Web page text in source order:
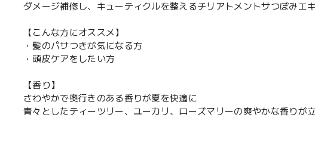
ダメージ補修し、キューティクルを整えるチリアトメントサつぼみエ
【こんな方にオススメ】
・髪のパサつきが気になる方
・頭皮ケアをしたい方
【香り】
さわやかで奥行きのある香りが夏を快適に
青々としたティーツリー、ユーカリ、ローズマリーの爽やかな香りが